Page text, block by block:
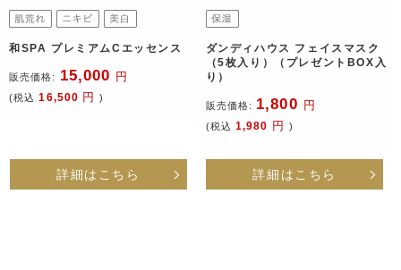
和SPA プレミアムCエッセンス
販売価格: 15,000 円
(税込 16,500 円)
詳細はこちら
ダンディハウス フェイスマスク
（5枚入り）（プレゼントBOX入
り）
販売価格: 1,800 円
(税込 1,980 円 )
詳細はこちら